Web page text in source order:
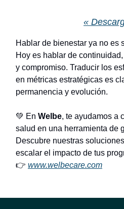
«
Hablar de bienestar ya no es
Hoy es hablar de
y compromiso. Traducir los
en métricas estratégicas es
permanencia y evolución.
💚 En Welbe, te ayudamos a
salud en una herramienta de
Descubre nuestras
escalar el impacto de tus
👉 www.welbecare.com